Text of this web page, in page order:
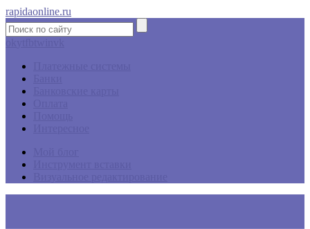
rapidaonline.ru